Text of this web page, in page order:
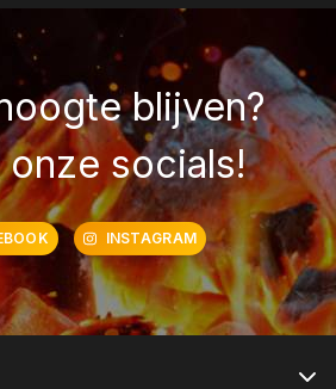
blijven?
onze socials!
INSTAGRAM